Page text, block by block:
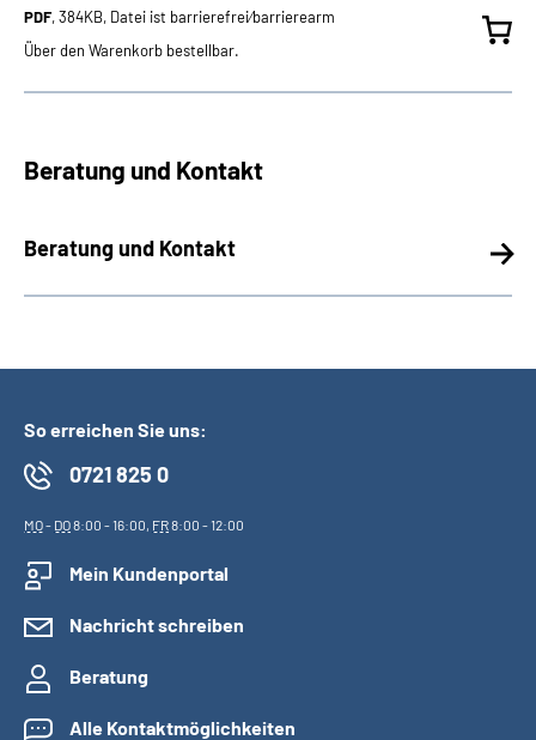
PDF, 384KB, Datei ist barrierefrei⁄barrierearm
Über den Warenkorb bestellbar.
Beratung und Kontakt
Beratung und Kontakt
So erreichen Sie uns:
0721 825 0
MO- DO8:00 - 16:00, FR8:00 - 12:00
Mein Kundenportal
Nachricht schreiben
Beratung
Alle Kontaktmöglichkeiten